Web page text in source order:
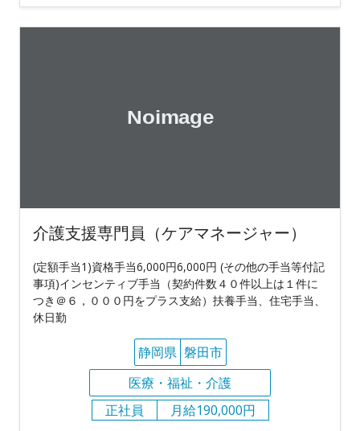
介護支援専門員（ケアマネージャー）
(定額手当1)資格手当6,000円6,000円 (その他の手当等付記
事項)インセンティブ手当（契約件数４０件以上は１件に
つき＠６，０００円をプラス支給）扶養手当、住宅手当、
休日勤
静岡県 磐田市
医療・福祉・介護
正社員
月給190,000円